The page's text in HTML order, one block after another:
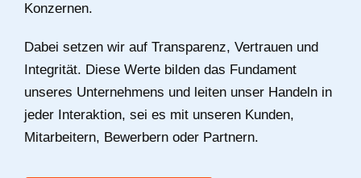
Konzernen.
Dabei setzen wir auf Transparenz, Vertrauen und
Integrität. Diese Werte bilden das Fundament
unseres Unternehmens und leiten unser Handeln in
jeder Interaktion, sei es mit unseren Kunden,
Mitarbeitern, Bewerbern oder Partnern.